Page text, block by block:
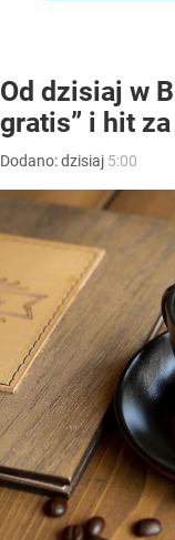
Od dzisiaj w
gratis” i hit
Dodano:dzisiaj 5:00